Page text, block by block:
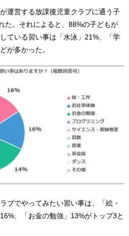
運営する放課後児童クラブに通う子
た。それによると、88%の子どもが
ている習い事は「水泳」21%、「学
が多かった。
ブでやってみたい習い事は、「絵・
、「お金の勉強」13%がトップ3と